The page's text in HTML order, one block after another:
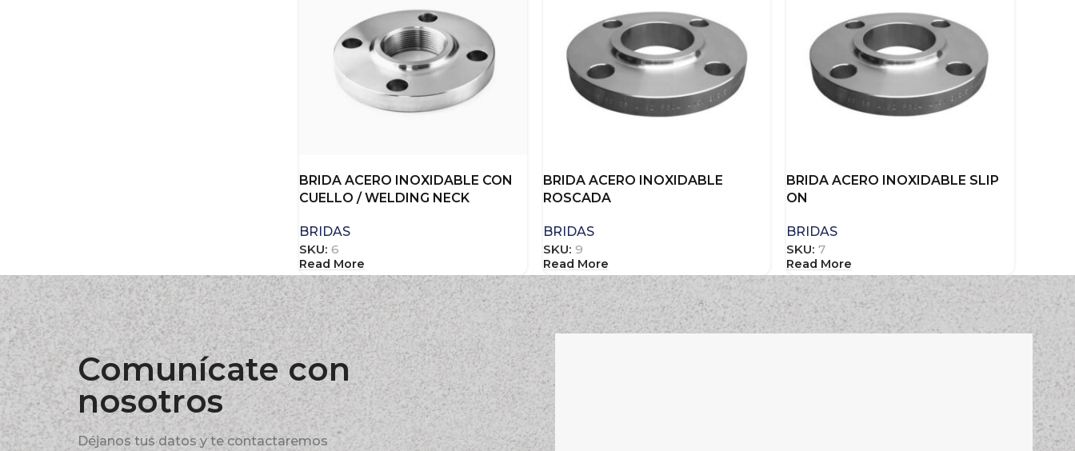
BRIDA ACERO INOXIDABLE CON
CUELLO / WELDING NECK
BRIDAS
SKU: 6
Read More
BRIDA ACERO INOXIDABLE
ROSCADA
BRIDAS
SKU: 9
Read More
BRIDA ACERO INOXIDABLE SLIP
ON
BRIDAS
SKU:7
Read More
Comunícate con
nosotros
Déjanos tus datos y te contactaremos